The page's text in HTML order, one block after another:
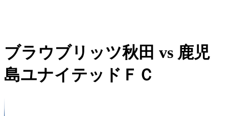
ブラウブリッツ秋田 vs 鹿児
島ユナイテッドＦＣ